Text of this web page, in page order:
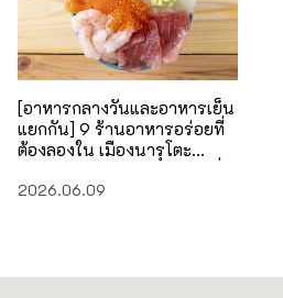
[อาหารกลางวันและอาหารเย็น
แยกกัน] 9 ร้านอาหารอร่อยที่
ต้องลองใน เมืองนารุโตะ
ระลึก
2026.06.09